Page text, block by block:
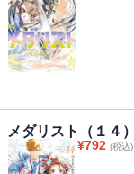
メダリスト（１４）
¥792 (税込)